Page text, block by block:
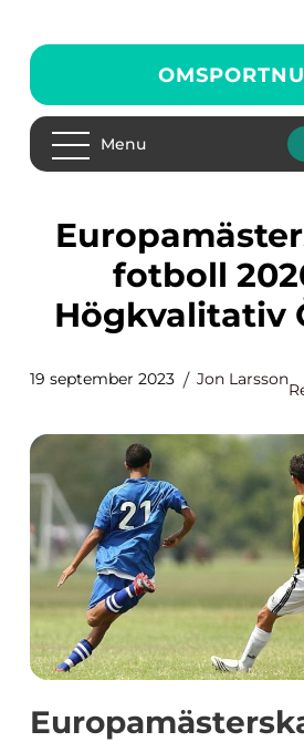
Menu
Europamästerskapet i
fotboll
Högkvalitativ
19 september 2023 Jon Larsson